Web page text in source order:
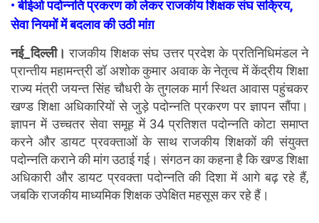
• बीईओ पदोन्नति प्रकरण को लेकर राजकीय शिक्षक संघ सक्रिय,
सेवा नियमों में बदलाव की उठी मांग़
नई_दिल्ली। राजकीय शिक्षक संघ उत्तर प्रदेश के प्रतिनिधिमंडल ने
प्रान्तीय महामन्त्री डॉ अशोक कुमार अवाक के नेतृत्व में केंद्रीय शिक्षा
राज्य मंत्री जयन्त सिंह चौधरी के तुगलक मार्ग स्थित आवास पहुंचकर
खण्ड शिक्षा अधिकारियों से जुड़े पदोन्नति प्रकरण पर ज्ञापन सौंपा।
ज्ञापन में उच्चतर सेवा समूह में 34 प्रतिशत पदोन्नति कोटा समाप्त
करने और डायट प्रवक्ताओं के साथ राजकीय शिक्षकों की संयुक्त
पदोन्नति कराने की मांग उठाई गई। संगठन का कहना है कि खण्ड शिक्षा
अधिकारी और डायट प्रवक्ता पदोन्नति की दिशा में आगे बढ़ रहे हैं,
जबकि राजकीय माध्यमिक शिक्षक उपेक्षित महसूस कर रहे हैं।